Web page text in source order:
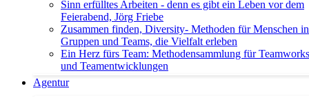
Sinn erfülltes Arbeiten - denn es gibt ein Leben vor dem
Feierabend, Jörg Friebe
Zusammen finden, Diversity- Methoden für Menschen in
Gruppen und Teams, die Vielfalt erleben
Ein Herz fürs Team: Methodensammlung für
und Teamentwicklungen
Agentur